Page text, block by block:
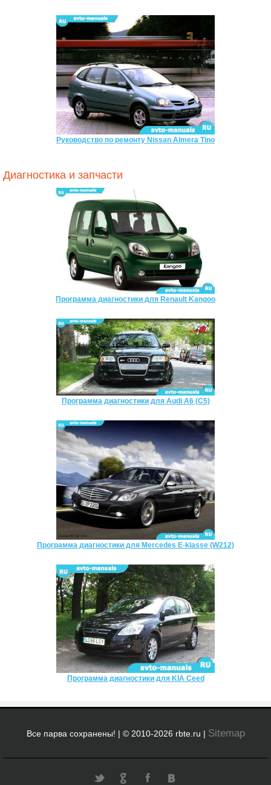
Руководство по ремонту Nissan Almera Tino
Диагностика и запчасти
Программа диагностики для Renault Kangoo
Программа диагностики для Audi A6 (C5)
Программа диагностики для Mercedes E-klasse (W212)
Программа диагностики для KIA Ceed
Все парва сохранены! | © 2010-2026 rbte.ru | Sitemap